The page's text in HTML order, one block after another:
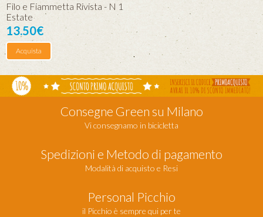
Filo e Fiammetta Rivista - N 1
Estate
13.50€
Acquista
Consegne Green su Milano
Vi consegnamo in bicicletta
Spedizioni e Metodo di pagamento
Modalità di acquisto e Resi
Personal Picchio
il Picchio è sempre qui per te